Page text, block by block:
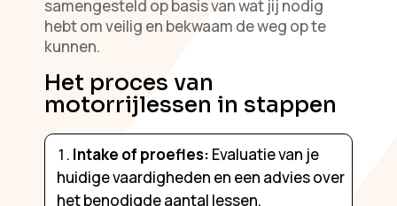
samengesteld op basis van wat jij nodig
hebt om veilig en bekwaam de weg op te
kunnen.
Het proces van
motorrijlessen in stappen
Intake of proefles: Evaluatie van je
huidige vaardigheden en een advies over
het benodigde aantal lessen.